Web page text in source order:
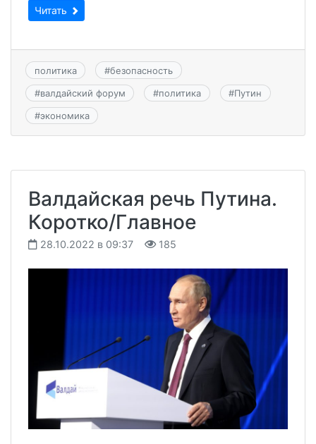
Читать
политика #безопасность
#валдайский форум #политика #Путин
#экономика
Валдайская речь Путина.
Коротко/Главное
28.10.2022 в 09:37 185